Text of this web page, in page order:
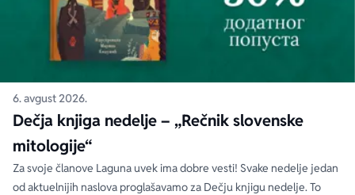
6. avgust 2026.
Dečja knjiga nedelje – „Rečnik slovenske
mitologije“
Za svoje članove Laguna uvek ima dobre vesti! Svake nedelje jedan
od aktuelnijih naslova proglašavamo za Dečju knjigu nedelje. To